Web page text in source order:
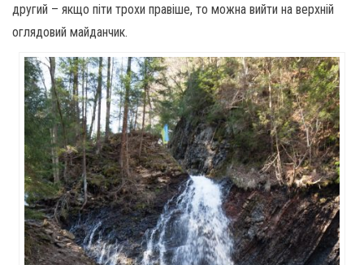
другий – якщо піти трохи правіше, то можна вийти на верхній
оглядовий майданчик.